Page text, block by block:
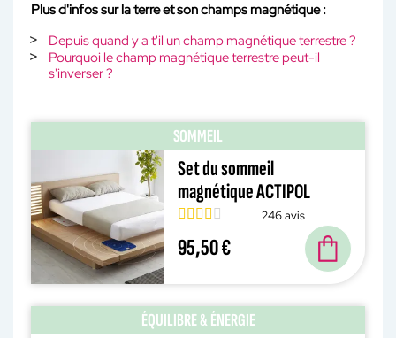
Plus d'infos sur la terre et son champs magnétique :
Depuis quand y a t'il un champ magnétique terrestre ?
Pourquoi le champ magnétique terrestre peut-il
s'inverser ?
SOMMEIL
Set du sommeil
magnétique ACTIPOL
246 avis
95,50 €
ÉQUILIBRE & ÉNERGIE